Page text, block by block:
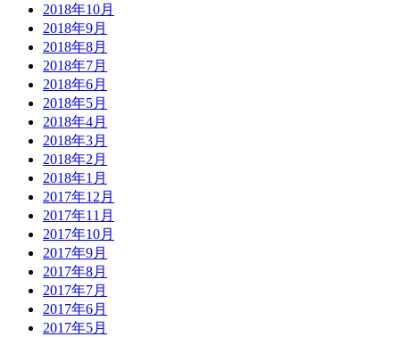
2018年10月
2018年9月
2018年8月
2018年7月
2018年6月
2018年5月
2018年4月
2018年3月
2018年2月
2018年1月
2017年12月
2017年11月
2017年10月
2017年9月
2017年8月
2017年7月
2017年6月
2017年5月